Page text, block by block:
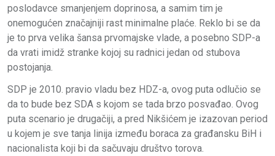
poslodavce smanjenjem doprinosa, a samim tim je
onemogućen značajniji rast minimalne plaće. Reklo bi se da
je to prva velika šansa prvomajske vlade, a posebno SDP-a
da vrati imidž stranke kojoj su radnici jedan od stubova
postojanja.
SDP je 2010. pravio vladu bez HDZ-a, ovog puta odlučio se
da to bude bez SDA s kojom se tada brzo posvađao. Ovog
puta scenario je drugačiji, a pred Nikšićem je izazovan period
u kojem je sve tanja linija između boraca za građansku BiH i
nacionalista koji bi da sačuvaju društvo torova.